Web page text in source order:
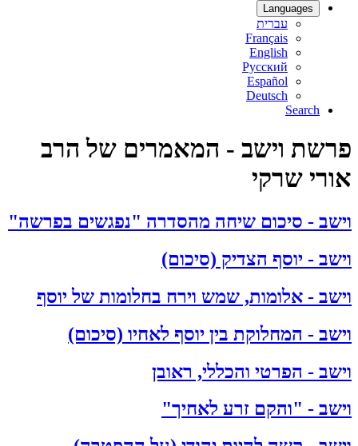
Languages
עברית
Français
English
Русский
Español
Deutsch
Search
פרשת וישב - המאמרים של הרב
אורי שרקי
וישב - סיכום שיחה מהסדרה "נפגשים בפרשה"
וישב - יוסף הצדיק (סיכום)
וישב - אלומות, שמש וירח בחלומות של יוסף
וישב - המחלוקת בין יוסף לאחיו (סיכום)
וישב - הפרטי והכללי, ראובן
וישב - "והקם זרע לאחיך"